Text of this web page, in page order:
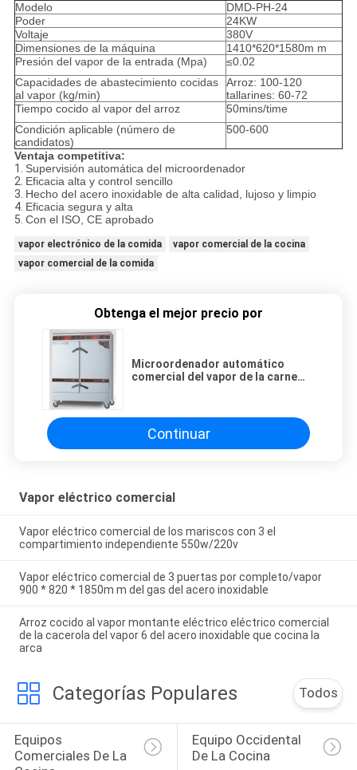
Modelo
DMD-PH-24
Poder
24KW
Voltaje
380V
Dimensiones de la máquina
1410*620*1580m m
Presión del vapor de la entrada (Mpa)
≤0.02
Capacidades de abastecimiento cocidas
al vapor (kg/min)
Arroz: 100-120
tallarines: 60-72
Tiempo cocido al vapor del arroz
50mins/time
Condición aplicable (número de
candidatos)
500-600
Ventaja competitiva:
1. Supervisión automática del microordenador
2. Eficacia alta y control sencillo
3. Hecho del acero inoxidable de alta calidad, lujoso y limpio
4. Eficacia segura y alta
5. Con el ISO, CE aprobado
vapor electrónico de la comida
vapor comercial de la cocina
vapor comercial de la comida
Obtenga el mejor precio por
Microordenador automático
comercial del vapor de la carne
Continuar
Vapor eléctrico comercial
Vapor eléctrico comercial de los mariscos con 3 el
compartimiento independiente 550w/220v
Vapor eléctrico comercial de 3 puertas por completo/vapor
900 * 820 * 1850m m del gas del acero inoxidable
Arroz cocido al vapor montante eléctrico eléctrico comercial
de la cacerola del vapor 6 del acero inoxidable que cocina la
arca
Categorías Populares Todos
Equipos
Comerciales De La
Equipo Occidental
De La Cocina